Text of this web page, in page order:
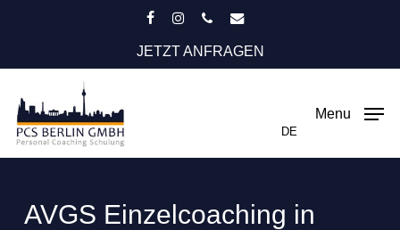
JETZT ANFRAGEN
DE
Menu
AVGS Einzelcoaching in